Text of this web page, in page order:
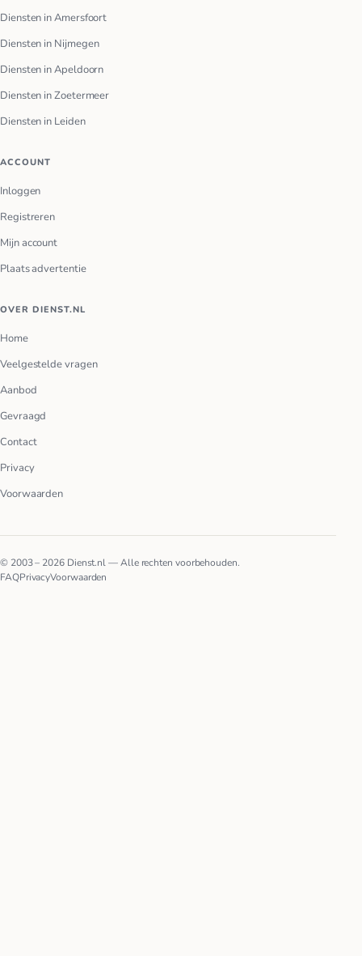
Diensten in Amersfoort
Diensten in Nijmegen
Diensten in Apeldoorn
Diensten in Zoetermeer
Diensten in Leiden
ACCOUNT
Inloggen
Registreren
Mijn account
Plaats advertentie
OVER DIENST.NL
Home
Veelgestelde vragen
Aanbod
Gevraagd
Contact
Privacy
Voorwaarden
© 2003 – 2026 Dienst.nl — Alle rechten voorbehouden.
FAQPrivacyVoorwaarden